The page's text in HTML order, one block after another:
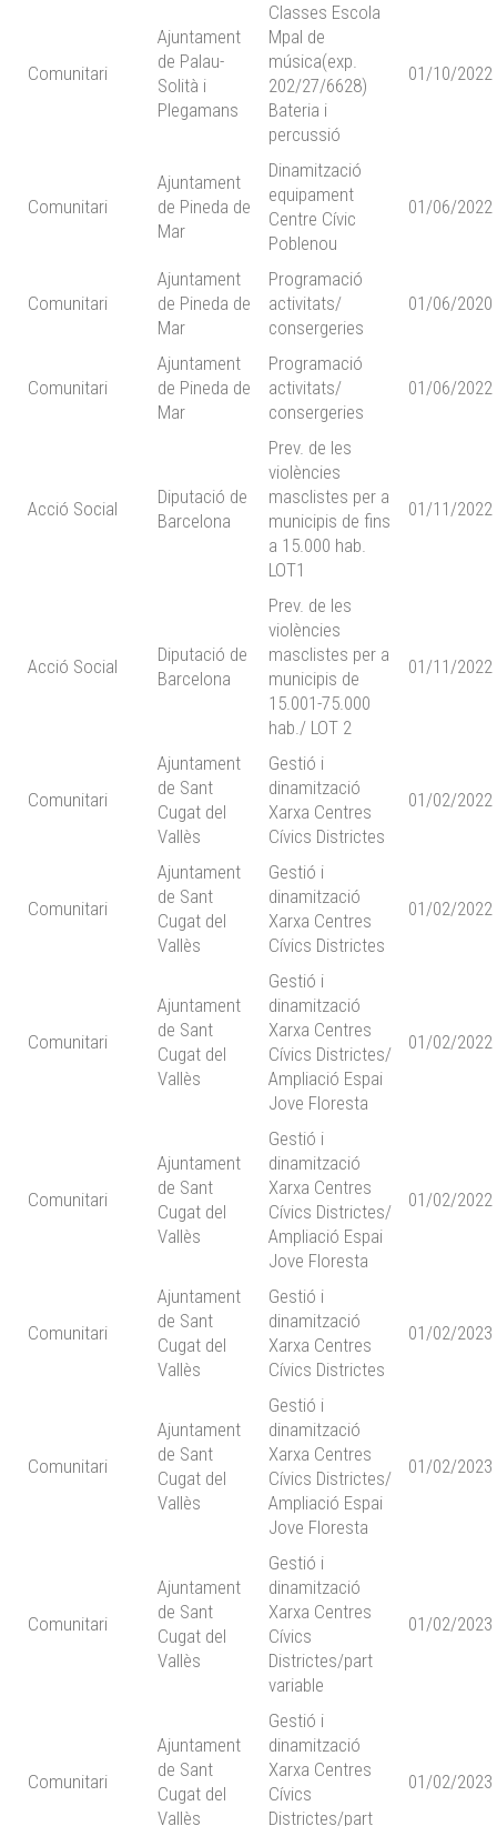
Comunitari
Ajuntament
de Palau-
Solità i
Plegamans
Classes Escola
Mpal de
música(exp.
202/27/6628)
Bateria i
percussió
01/10/2022
Comunitari
Ajuntament
de Pineda de
Mar
Dinamització
equipament
Centre Cívic
Poblenou
01/06/2022
Comunitari
Ajuntament
de Pineda de
Mar
Programació
activitats/
consergeries
01/06/2020
Comunitari
Ajuntament
de Pineda de
Mar
Programació
activitats/
consergeries
01/06/2022
Acció Social
Diputació de
Barcelona
Prev. de les
violències
masclistes per a
municipis de fins
a 15.000 hab.
LOT1
01/11/2022
Acció Social
Diputació de
Barcelona
Prev. de les
violències
masclistes per a
municipis de
15.001-75.000
hab./ LOT 2
01/11/2022
Comunitari
Ajuntament
de Sant
Cugat del
Vallès
Gestió i
dinamització
Xarxa Centres
Cívics Districtes
01/02/2022
Comunitari
Ajuntament
de Sant
Cugat del
Vallès
Gestió i
dinamització
Xarxa Centres
Cívics Districtes
01/02/2022
Comunitari
Ajuntament
de Sant
Cugat del
Vallès
Gestió i
dinamització
Xarxa Centres
Cívics Districtes/
Ampliació Espai
Jove Floresta
01/02/2022
Comunitari
Ajuntament
de Sant
Cugat del
Vallès
Gestió i
dinamització
Xarxa Centres
Cívics Districtes/
Ampliació Espai
Jove Floresta
01/02/2022
Comunitari
Ajuntament
de Sant
Cugat del
Vallès
Gestió i
dinamització
Xarxa Centres
Cívics Districtes
01/02/2023
Comunitari
Ajuntament
de Sant
Cugat del
Vallès
Gestió i
dinamització
Xarxa Centres
Cívics Districtes/
Ampliació Espai
Jove Floresta
01/02/2023
Comunitari
Ajuntament
de Sant
Cugat del
Vallès
Gestió i
dinamització
Xarxa Centres
Cívics
Districtes/part
variable
01/02/2023
Comunitari
Ajuntament
de Sant
Cugat del
Vallès
Gestió i
dinamització
Xarxa Centres
Cívics
Districtes/part
01/02/2023